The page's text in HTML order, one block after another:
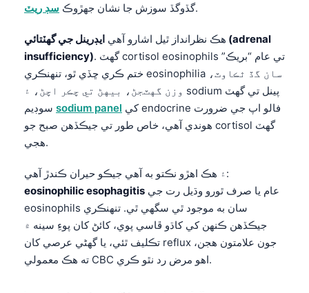
گڏوگڏ سوزش جا نشان جهڙوڪ سڊ ريٽ .
هڪ نظرانداز ٿيل اشارو آهي ايڊرينل جي گهٽتائي (adrenal
insufficiency). گهٽ cortisol eosinophils تي عام “بريڪ”
ختم ڪري ڇڏي ٿو، تنهنڪري eosinophilia سان گڏ ٿڪاوٽ،
وزن گهٽجڻ، بيهڻ تي چڪر اچڻ، ۽ sodium پينل تي گهٽ
sodium panel
هوندي آهي، خاص طور تي جيڪڏهن صبح جو cortisol گهٽ
هجي.
۽ هڪ اهڙو نڪتو به آهي جيڪو حيران ڪندڙ آهي:
eosinophilic esophagitis
eosinophils سان به موجود ٿي سگهي ٿي. تنهنڪري
جيڪڏهن ڪنهن کي کاڌو ڦاسي پوي، کائڻ کان پوءِ سينه ۾
تڪليف ٿئي، يا گهڻي عرصي کان reflux جون علامتون هجن،
ته هڪ معمولي CBC اهو مرض رد نٿو ڪري.